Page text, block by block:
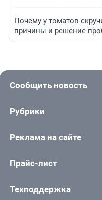
Почему у томатов
причины и решение
Сообщить новость
Рубрики
Реклама на сайте
Прайс-лист
Техподдержка